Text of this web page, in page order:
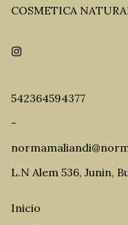
COSMETICA
542364594377
-
L.N Alem 536, Junin,
Inicio